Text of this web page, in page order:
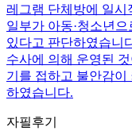
레그램 단체방에 일
일부가 아동·청소년
있다고 판단하였습니
수사에 의해 운영된
기를 접하고 불안감
하였습니다.
자필후기